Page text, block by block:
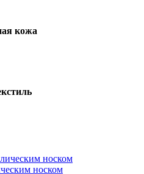
кожа
носком